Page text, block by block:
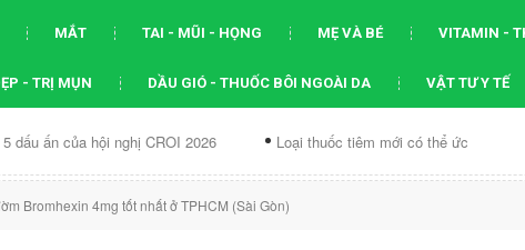
MẮT TAI - MŨI - HỌNG MẸ VÀ BÉ VITAMIN -
- TRỊ MỤN DẦU GIÓ - THUỐC BÔI NGOÀI DA VẬT TƯ Y TẾ
hội nghị CROI 2026 Loại thuốc tiêm mới có thể ức chế...
Bromhexin 4mg tốt nhất ở TPHCM (Sài Gòn)